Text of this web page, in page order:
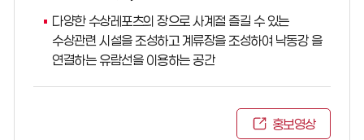
다양한 수상레포츠의 장으로 사계절 즐길 수 있는
수상관련 시설을 조성하고 계류장을 조성하여 낙동강 을
연결하는 유람선을 이용하는 공간
홍보영상